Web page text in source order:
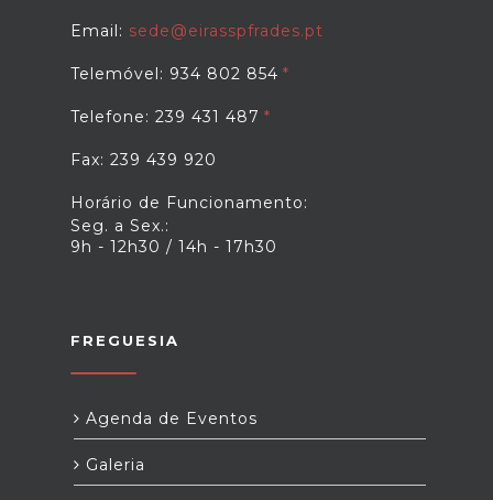
Email: sede@eirasspfrades.pt
Telemóvel: 934 802 854
Telefone: 239 431 487
Fax: 239 439 920
Horário de Funcionamento:
Seg. a Sex.:
9h - 12h30 / 14h - 17h30
FREGUESIA
Agenda de Eventos
Galeria